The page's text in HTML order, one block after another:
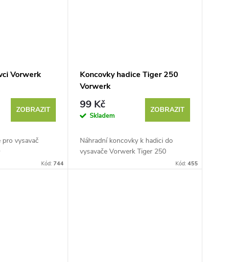
Vorwerk
ZOBRAZIT
pro vysavač
Kód: 744
Koncovky hadice Tiger 250
Vorwerk
99 Kč
Skladem
ZOBRAZIT
Náhradní koncovky k hadici do
vysavače Vorwerk Tiger 250
Kód: 455